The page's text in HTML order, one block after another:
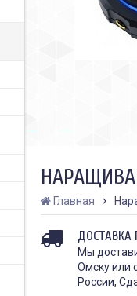
Главная
ДОСТАВКА
Мы
Омску или
России,